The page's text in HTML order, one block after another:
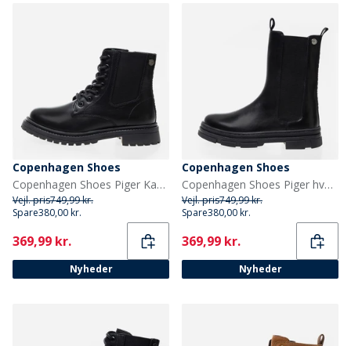
Copenhagen Shoes
Copenhagen Shoes Piger Kaylee Lave Støvler 0001 Black
Vejl. pris749,99 kr.
Spare380,00 kr.
Current
369,99 kr.
Nyheder
Copenhagen Shoes
Copenhagen Shoes Piger hverdag Piger støvler 0001 Black
Vejl. pris749,99 kr.
Spare380,00 kr.
Current
369,99 kr.
Nyheder